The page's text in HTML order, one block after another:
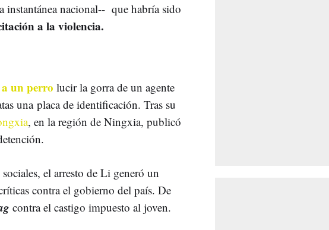
instantánea nacional-- que habría sido
a la violencia.
a un perro lucir la gorra de un agente
una placa de identificación. Tras su
, en la región de Ningxia, publicó
el arresto de Li generó un
contra el gobierno del país. De
contra el castigo impuesto al joven.